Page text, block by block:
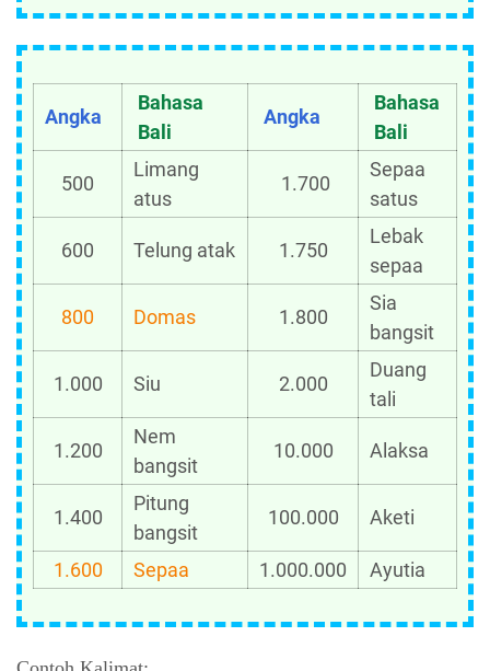
Angka
Bahasa
Bali
Angka
Bahasa
Bali
500
Limang
atus
1.700
Sepaa
satus
600 Telung atak 1.750
Lebak
sepaa
800 Domas 1.800
Sia
bangsit
1.000 Siu 2.000
Duang
tali
1.200
Nem
bangsit
10.000 Alaksa
1.400
Pitung
bangsit
100.000 Aketi
1.600 Sepaa 1.000.000 Ayutia